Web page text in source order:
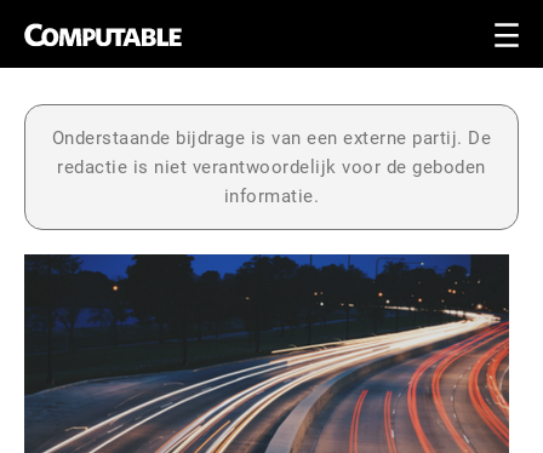
Onderstaande bijdrage is van een externe partij. De
redactie is niet verantwoordelijk voor de geboden
informatie.